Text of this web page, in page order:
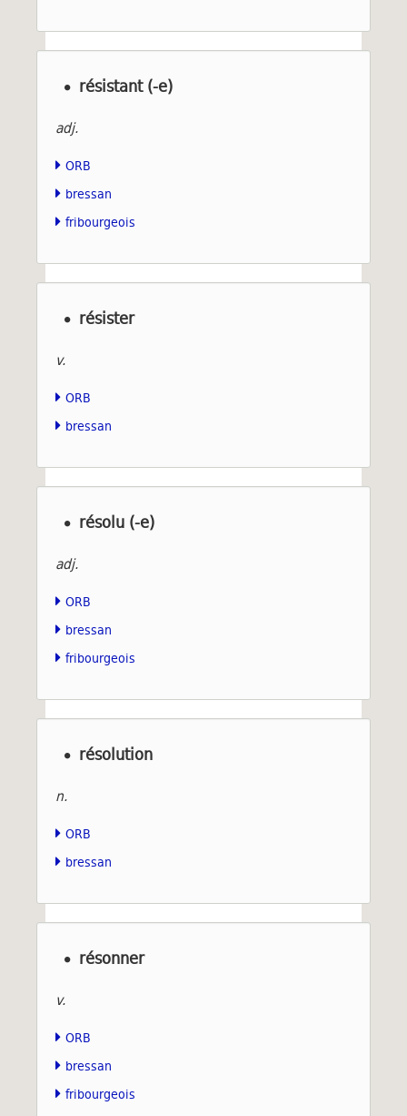
résistant (-e)
adj.
ORB
bressan
fribourgeois
résister
v.
ORB
bressan
résolu (-e)
adj.
ORB
bressan
fribourgeois
résolution
n.
ORB
bressan
résonner
v.
ORB
bressan
fribourgeois